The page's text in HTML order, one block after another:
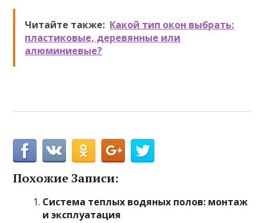
Читайте также: Какой тип окон выбрать:
пластиковые, деревянные или
алюминиевые?
Похожие Записи:
Система теплых водяных полов: монтаж
и эксплуатация